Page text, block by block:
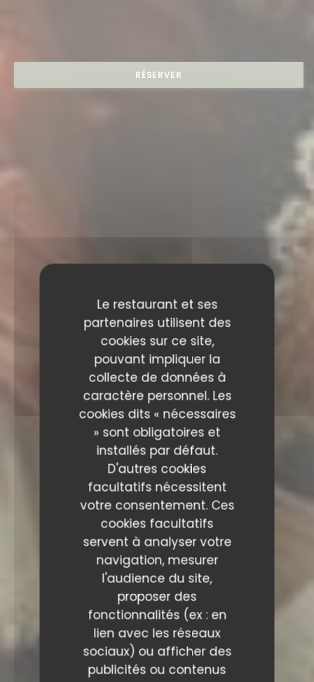
Le restaurant et ses
partenaires utilisent des
cookies sur ce site,
pouvant impliquer la
collecte de données à
caractère personnel. Les
cookies dits « nécessaires
» sont obligatoires et
installés par défaut.
D'autres cookies
facultatifs nécessitent
votre consentement. Ces
cookies facultatifs
servent à analyser votre
navigation, mesurer
l'audience du site,
proposer des
fonctionnalités (ex : en
lien avec les réseaux
sociaux) ou afficher des
publicités ou contenus
RÉSERVER